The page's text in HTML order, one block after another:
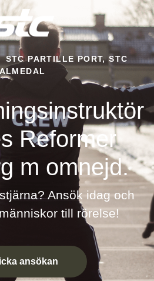
STC PARTILLE PORT, STC
ALMEDAL
Reformer
m omnejd.
Ansök idag och
till rörelse!
ansökan